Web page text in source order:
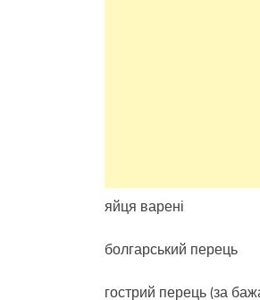
яйця варені
болгарський перець
гострий перець (за